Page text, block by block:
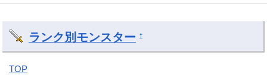
ランク別モンスター †
TOP